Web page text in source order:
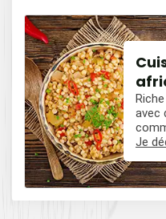
avec
le
et
Je